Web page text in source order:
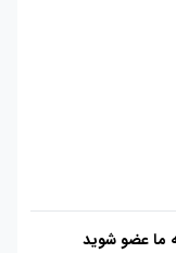
ما عضو شوید